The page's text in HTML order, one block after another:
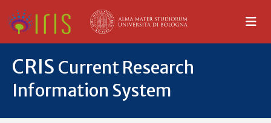
CRIS Current Research
Information System